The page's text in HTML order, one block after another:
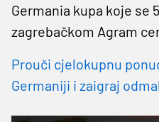
Germania kupa koje se
zagrebačkom Agram
Prouči cjelokupnu
Germaniji i zaigraj